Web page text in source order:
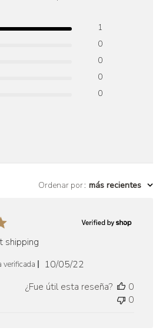
1
0
0
0
0
Ordenar por: más recientes
shipping
verificada
Fecha
publicación
10/05/22
¿Fue útil esta reseña?
0
0